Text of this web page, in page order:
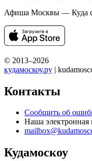
Афиша Москвы — Куда
© 2013–2026
кудамоскоу.ру |
Контакты
Сообщить об
Наша электронная
Кудамоскоу